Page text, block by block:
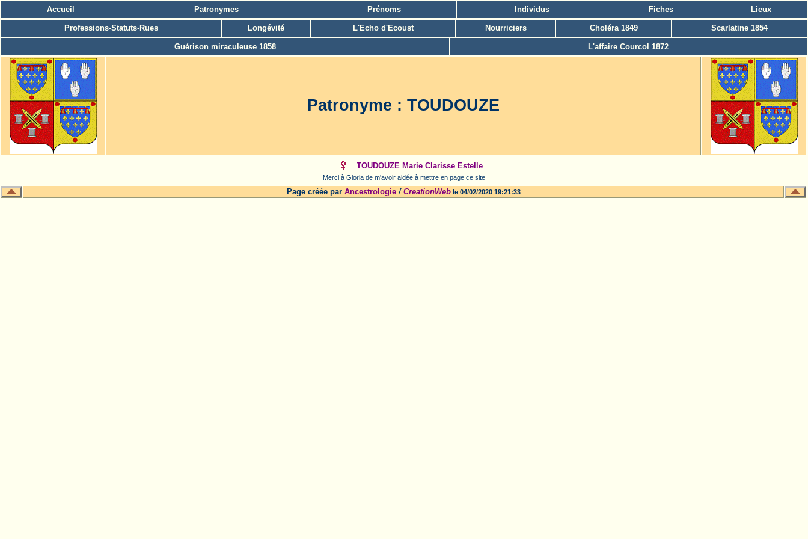
Accueil Patronymes Prénoms Individus Fiches Lieux
Professions-Statuts-Rues Longévité L'Echo d'Ecoust Nourriciers Choléra 1849 Scarlatine 1854
Guérison miraculeuse 1858 L'affaire Courcol 1872
Patronyme : TOUDOUZE
TOUDOUZE Marie Clarisse Estelle
Merci à Gloria de m'avoir aidée à mettre en page ce site
Page créée par Ancestrologie/ CreationWeble 04/02/2020 19:21:33